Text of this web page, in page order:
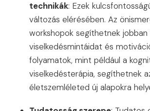
technikák: Ezek
változás elérésében. Az
workshopok segíthetnek
viselkedésmintáidat és
folyamatok, mint például a
viselkedésterápia, segíthetnek
életszemléleted új alapokra